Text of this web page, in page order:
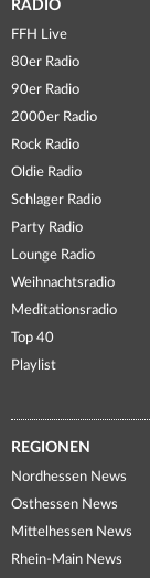
RADIO
FFH Live
80er Radio
90er Radio
2000er Radio
Rock Radio
Oldie Radio
Schlager Radio
Party Radio
Lounge Radio
Weihnachtsradio
Meditationsradio
Top 40
Playlist
REGIONEN
Nordhessen News
Osthessen News
Mittelhessen News
Rhein-Main News